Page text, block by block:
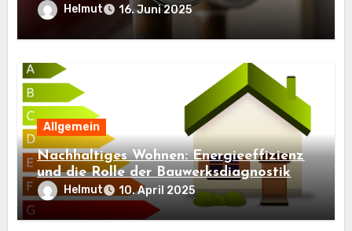
Helmut 16. Juni 2025
Allgemein
Nachhaltiges Wohnen: Energieeffizienz
und die Rolle der Bauwerksdiagnostik
Helmut 10. April 2025